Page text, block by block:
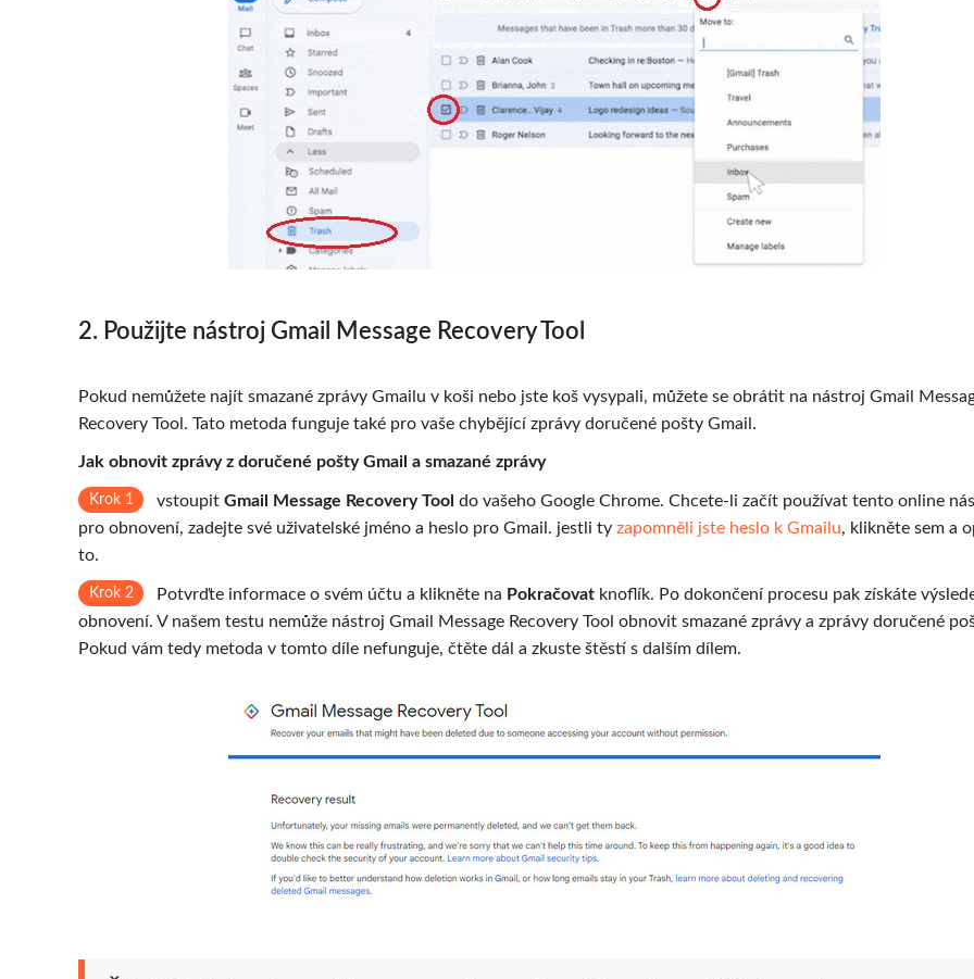
2. Použijte nástroj Gmail Message Recovery Tool
Pokud nemůžete najít smazané zprávy Gmailu v koši nebo jste koš vysypali, můžete se obrátit na nástroj Gmail
Recovery Tool. Tato metoda funguje také pro vaše chybějící zprávy doručené pošty Gmail.
Jak obnovit zprávy z doručené pošty Gmail a smazané zprávy
Krok 1 vstoupit Gmail Message Recovery Tool do vašeho Google Chrome. Chcete-li začít používat tento online
pro obnovení, zadejte své uživatelské jméno a heslo pro Gmail. jestli ty zapomněli jste heslo k Gmailu, klikněte sem a
to.
Krok 2 Potvrďte informace o svém účtu a klikněte na Pokračovat knoflík. Po dokončení procesu pak získáte
obnovení. V našem testu nemůže nástroj Gmail Message Recovery Tool obnovit smazané zprávy a zprávy doručené
Pokud vám tedy metoda v tomto díle nefunguje, čtěte dál a zkuste štěstí s dalším dílem.